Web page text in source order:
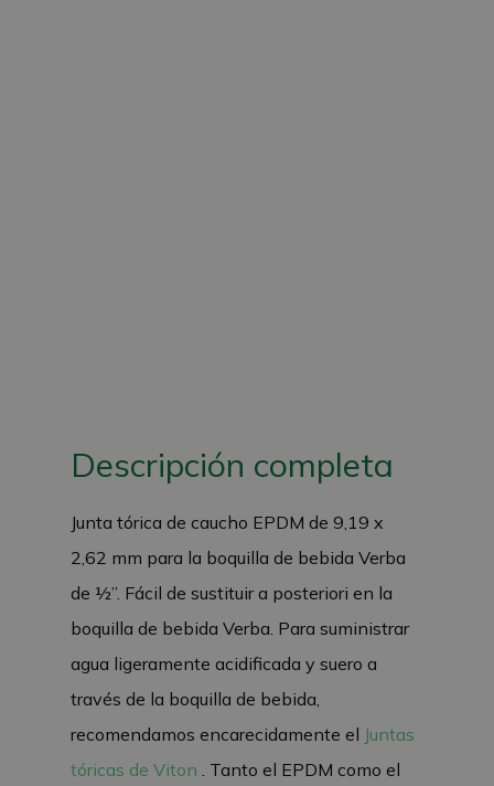
Descripción completa
Junta tórica de caucho EPDM de 9,19 x
2,62 mm para la boquilla de bebida Verba
de ½”. Fácil de sustituir a posteriori en la
boquilla de bebida Verba. Para suministrar
agua ligeramente acidificada y suero a
través de la boquilla de bebida,
recomendamos encarecidamente el Juntas
tóricas de Viton . Tanto el EPDM como el